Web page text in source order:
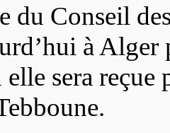
du Conseil
à
sera